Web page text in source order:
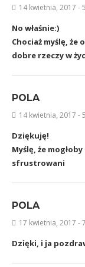
14 kwietnia, 2017 -
No właśnie:)
Chociaż myślę,
dobre rzeczy w
POLA
14 kwietnia, 2017 -
Dziękuję!
Myślę, że
sfrustrowani
POLA
17 kwietnia, 2017 -
Dzięki, i ja